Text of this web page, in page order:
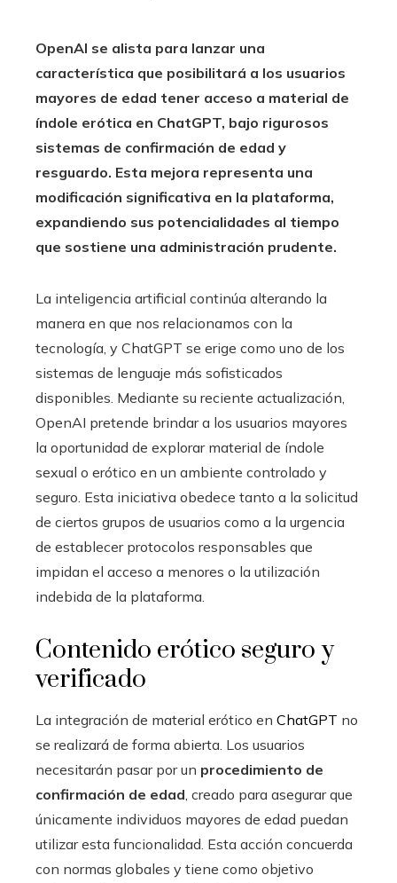
OpenAI se alista para lanzar una
característica que posibilitará a los usuarios
mayores de edad tener acceso a material de
índole erótica en ChatGPT, bajo rigurosos
sistemas de confirmación de edad y
resguardo. Esta mejora representa una
modificación significativa en la plataforma,
expandiendo sus potencialidades al tiempo
que sostiene una administración prudente.
La inteligencia artificial continúa alterando la
manera en que nos relacionamos con la
tecnología, y ChatGPT se erige como uno de los
sistemas de lenguaje más sofisticados
disponibles. Mediante su reciente actualización,
OpenAI pretende brindar a los usuarios mayores
la oportunidad de explorar material de índole
sexual o erótico en un ambiente controlado y
seguro. Esta iniciativa obedece tanto a la solicitud
de ciertos grupos de usuarios como a la urgencia
de establecer protocolos responsables que
impidan el acceso a menores o la utilización
indebida de la plataforma.
Contenido erótico seguro y
verificado
La integración de material erótico en ChatGPT no
se realizará de forma abierta. Los usuarios
necesitarán pasar por un procedimiento de
confirmación de edad , creado para asegurar que
únicamente individuos mayores de edad puedan
utilizar esta funcionalidad. Esta acción concuerda
con normas globales y tiene como objetivo